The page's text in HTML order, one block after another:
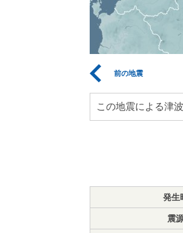
前の地震
この地震による津
発生
震